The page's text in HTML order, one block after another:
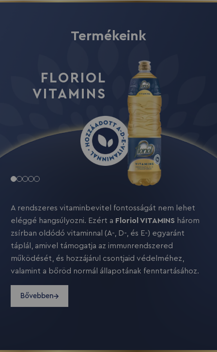
Termékeink
FLORIOL
VITAMINS
A rendszeres vitaminbevitel fontosságát nem lehet
eléggé hangsúlyozni. Ezért a Floriol VITAMINS három
zsírban oldódó vitaminnal (A-, D-, és E-) egyaránt
táplál, amivel támogatja az immunrendszered
működését, és hozzájárul csontjaid védelméhez,
valamint a bőröd normál állapotának fenntartásához.
Bővebben
Termékeink
FLORIOL
OMEGA+
Nem lehet eléggé hangsúlyozni, hogy a
kiegyensúlyozott táplálkozáshoz elengedhetetlen az
esszenciális zsírsavak fogyasztása. Ezért aFloriol
OMEGA+omega-3, -6 és -9 zsírsavakkal járul hozzá a
normál koleszterinszinted fenntartásához már a főzés
alapjaitól kezdve.
Bővebben